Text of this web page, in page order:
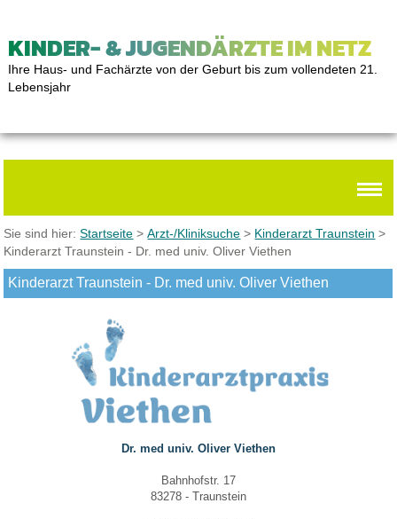
KINDER- & JUGENDÄRZTE IM NETZ
Ihre Haus- und Fachärzte von der Geburt bis zum vollendeten 21.
Lebensjahr
Sie sind hier:Startseite >Arzt-/Kliniksuche > Kinderarzt Traunstein >
Kinderarzt Traunstein - Dr. med univ. Oliver Viethen
Kinderarzt Traunstein - Dr. med univ. Oliver Viethen
Dr. med univ. Oliver Viethen
Bahnhofstr. 17
83278 - Traunstein